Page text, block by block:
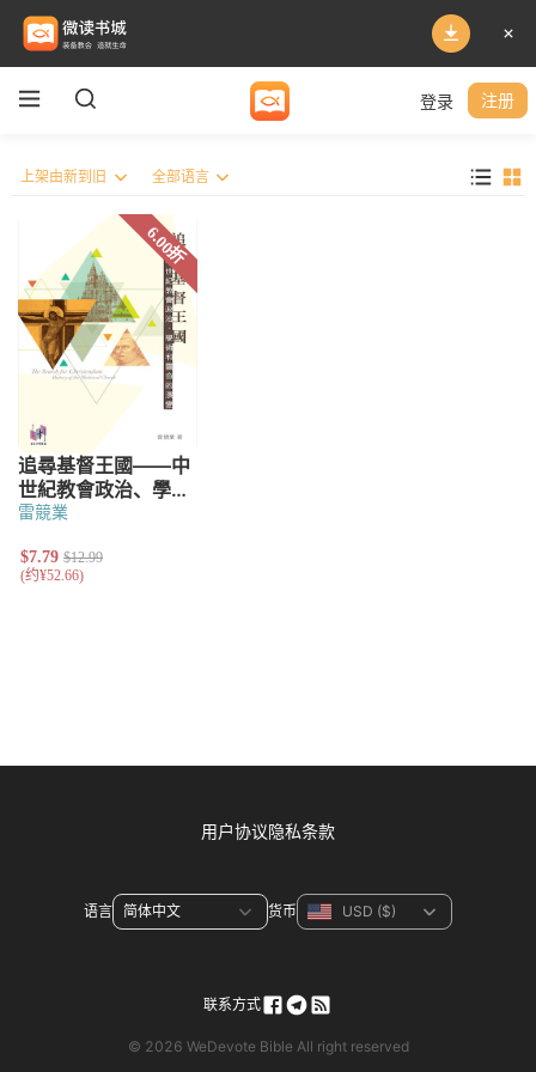
登录 注册
雷競業
用户协议隐私条款
语言 货币
联系方式
© 2026 WeDevote Bible All right reserved